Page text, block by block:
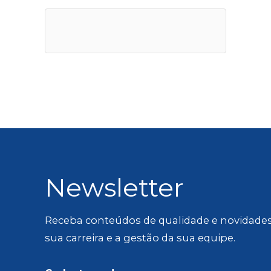
Newsletter
Receba conteúdos de qualidade e
sua carreira e a gestão da sua equipe.